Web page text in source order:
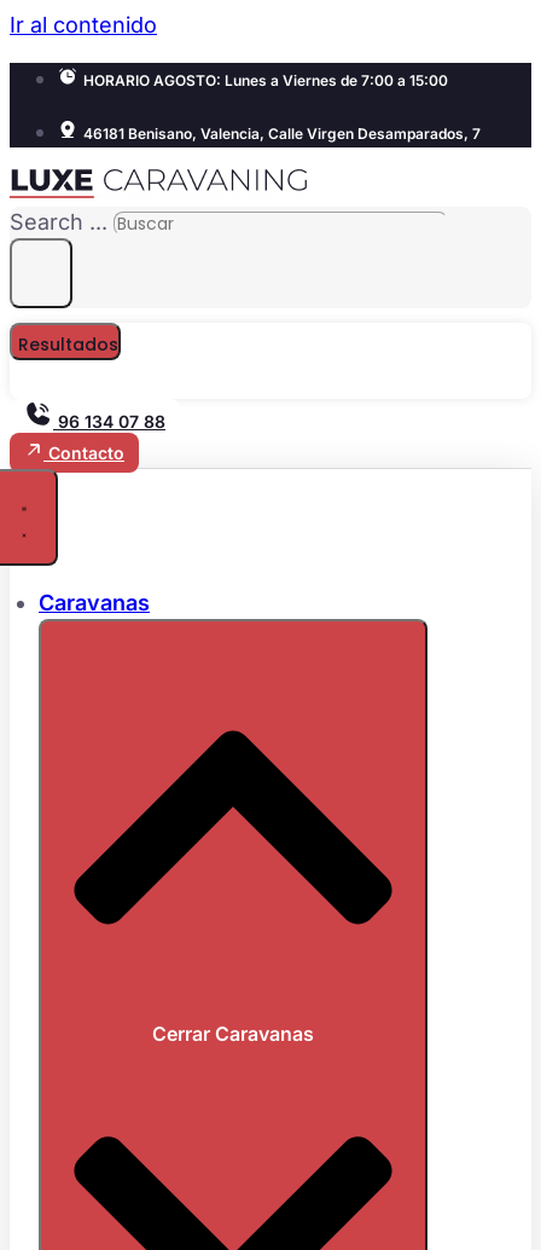
Ir al contenido
HORARIO AGOSTO: Lunes a Viernes de 7:00 a 15:00
46181 Benisano, Valencia, Calle Virgen Desamparados, 7
Search ...
Resultados
96 134 07 88
Contacto
Caravanas
Cerrar Caravanas